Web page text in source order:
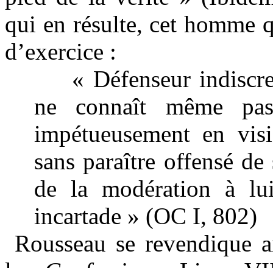
qui en résulte, cet homme
d’exercice :
« Défenseur
ne connaît même
impétueusement en
sans paraître offensé
de la modération à
incartade » (OC I, 802)
Rousseau se revendique